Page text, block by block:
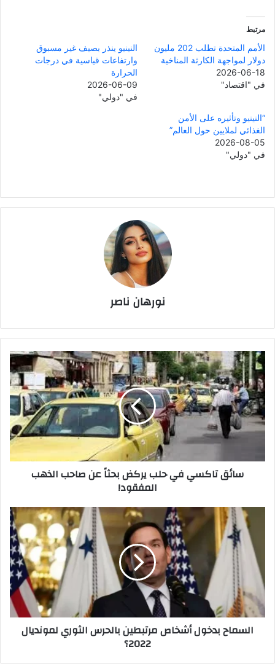
مرتبط
الأمم المتحدة تطلب 202 مليون
دولار لمواجهة الكارثة المناخية
2026-06-18
في "اقتصاد"
النينيو ينذر بصيف غير مسبوق
وارتفاعات قياسية في درجات
الحرارة
2026-06-09
في "دولي"
“النينيو وتأثيره على الأمن
الغذائي لملايين حول العالم”
2026-08-05
في "دولي"
نورهان ناصر
سائق
تاكسي
في
حلب
يركض
بحثاً
عن
الذهب
المفقود!سائق تاكسي في حلب يركض بحثاً عن صاحب الذهب
المفقود!
السماح
بدخول
أشخاص
مرتبطين
بالحرس
الثوري
لمونديال
2022؟
السماح بدخول أشخاص مرتبطين بالحرس الثوري لمونديال
2022؟